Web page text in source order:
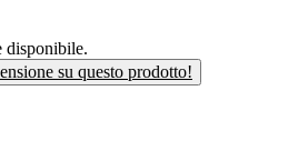
disponibile.
su questo prodotto!